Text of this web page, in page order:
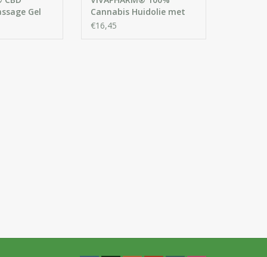
Gel
Cannabis Huidolie met
CBD extract
€16,45